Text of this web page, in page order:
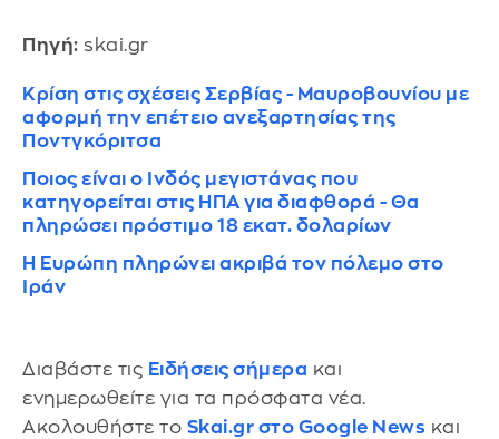
Πηγή: skai.gr
Κρίση στις σχέσεις Σερβίας - Μαυροβουνίου με
αφορμή την επέτειο ανεξαρτησίας της
Ποντγκόριτσα
Ποιος είναι ο Ινδός μεγιστάνας που
κατηγορείται στις ΗΠΑ για διαφθορά - Θα
πληρώσει πρόστιμο 18 εκατ. δολαρίων
Η Ευρώπη πληρώνει ακριβά τον πόλεμο στο
Ιράν
Διαβάστε τις Ειδήσεις σήμερα και
ενημερωθείτε για τα πρόσφατα νέα.
Ακολουθήστε το Skai.gr στο Google News και